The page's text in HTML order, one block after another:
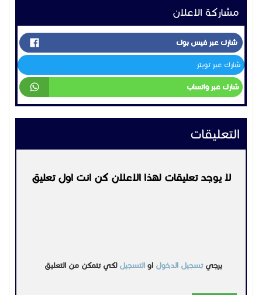
مشاركة الاعلان
شارك عبر فيس بوك
شارك عبر تويتر
شارك عبر واتساب
التعليقات
لا يوجد تعليقات لهذا الاعلان كن انت اول تعليق
يرجيتسجيل الدخول او التسجيل لكي تتمكن من التعليق